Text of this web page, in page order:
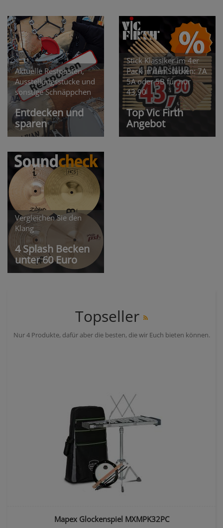
Aktuelle Restposten,
Ausstellungsstücke und
sonstige Schnäppchen
Entdecken und
sparen
Stick Klassiker im 4er
Pack in den Stärken: 7A
5A oder 5B für nur
43,90
Top Vic Firth
Angebot
Vergleichen Sie den
Klang
4 Splash Becken
unter 60 Euro
Topseller
Nur 4 Produkte, dafür aber die besten, die wir Euch bieten können.
Mapex Glockenspiel MXMPK32PC